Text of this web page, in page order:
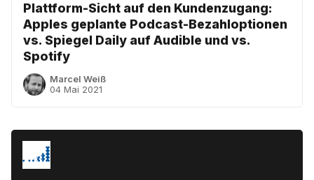
Plattform-Sicht auf den Kundenzugang:
Apples geplante Podcast-Bezahloptionen
vs. Spiegel Daily auf Audible und vs.
Spotify
Marcel Weiß
04 Mai 2021